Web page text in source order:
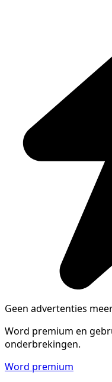
Geen advertenties
Word premium en
onderbrekingen.
Word premium